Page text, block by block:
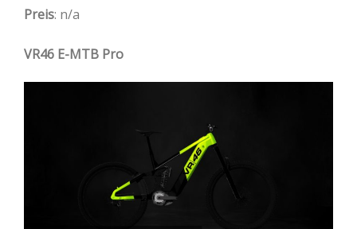
Preis: n/a
VR46 E-MTB Pro